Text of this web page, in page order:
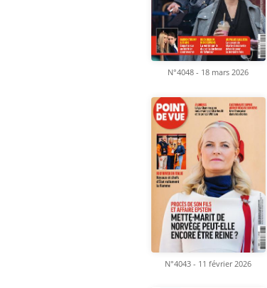
N°4048 - 18 mars 2026
N°4043 - 11 février 2026